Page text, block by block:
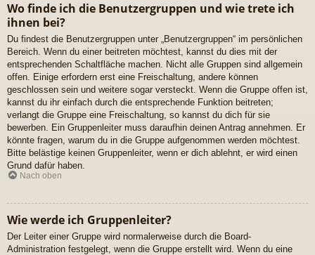
Wo finde ich die Benutzergruppen und wie trete ich
ihnen bei?
Du findest die Benutzergruppen unter „Benutzergruppen“ im persönlichen
Bereich. Wenn du einer beitreten möchtest, kannst du dies mit der
entsprechenden Schaltfläche machen. Nicht alle Gruppen sind allgemein
offen. Einige erfordern erst eine Freischaltung, andere können
geschlossen sein und weitere sogar versteckt. Wenn die Gruppe offen ist,
kannst du ihr einfach durch die entsprechende Funktion beitreten;
verlangt die Gruppe eine Freischaltung, so kannst du dich für sie
bewerben. Ein Gruppenleiter muss daraufhin deinen Antrag annehmen. Er
könnte fragen, warum du in die Gruppe aufgenommen werden möchtest.
Bitte belästige keinen Gruppenleiter, wenn er dich ablehnt, er wird einen
Grund dafür haben.
Nach oben
Wie werde ich Gruppenleiter?
Der Leiter einer Gruppe wird normalerweise durch die Board-
Administration festgelegt, wenn die Gruppe erstellt wird. Wenn du eine